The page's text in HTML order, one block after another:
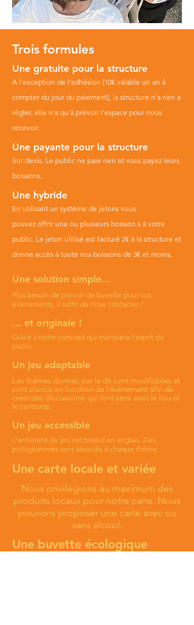
Trois formules
Une gratuite pour la structure
A l'exception de l'adhésion (10€ valable un an à
compter du jour du paiement), la structure n'a rien a
régler, elle n'a qu'à prévoir l'espace pour nous
recevoir.
Une payante pour la structure
Sur devis. Le public ne paie rien et vous payez leurs
boissons.
Une hybride
En utilisant un système de jetons vous
pouvez offrir une ou plusieurs boisson.s à votre
public. Le jeton utilisé est facturé 2€ à la structure et
donne accès à toute nos boissons de 3€ et moins.
Une solution simple...
Plus besoin de prévoir de buvette pour vos
évènements, il suffit de nous contacter !
... et originale !
Grâce à notre concept qui marquera l'esprit du
public
Un jeu adaptable
Les thèmes donnés par le dé sont modifiables et
sont choisis en fonction de l'évènement afin de
créer des discussions qui font sens avec le lieu et
le contexte.
Un jeu accessible
L'entièreté du jeu est traduit en anglais. Des
pictogrammes sont associés à chaque thème.
Une carte locale et variée
Nous privilégions au maximum des
produits locaux pour notre carte. Nous
pouvons proposer une carte avec ou
sans alcool.
Une buvette écologique